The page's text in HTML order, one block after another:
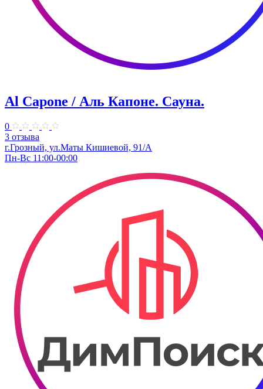
Al Capone / Аль Капоне. Сауна.
0
3 отзыва
г.Грозный, ул.Маты Кишиевой, 91/А
Пн-Вс 11:00-00:00